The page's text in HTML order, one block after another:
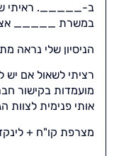
ב-_____. ראיתי
במשרת _____
הניסיון שלי נראה
רציתי לשאול אם
מועמדות בקישור
אותי פנימית לצוות
מצרפת קו"ח +